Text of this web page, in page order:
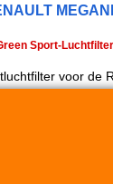
Sport-
voor de